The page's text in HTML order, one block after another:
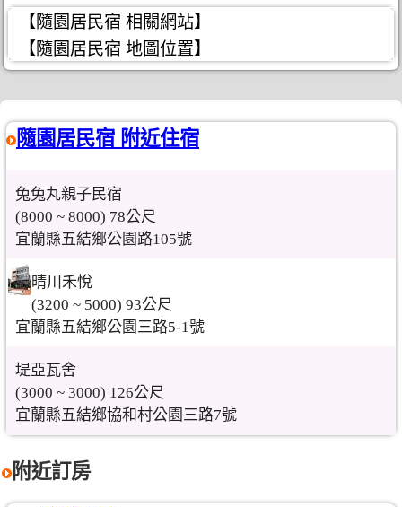
【隨園居民宿 相關網站】
【隨園居民宿 地圖位置】
隨園居民宿 附近住宿
兔兔丸親子民宿
(8000 ~ 8000) 78公尺
宜蘭縣五結鄉公園路105號
晴川禾悅
(3200 ~ 5000) 93公尺
宜蘭縣五結鄉公園三路5-1號
堤亞瓦舍
(3000 ~ 3000) 126公尺
宜蘭縣五結鄉協和村公園三路7號
附近訂房